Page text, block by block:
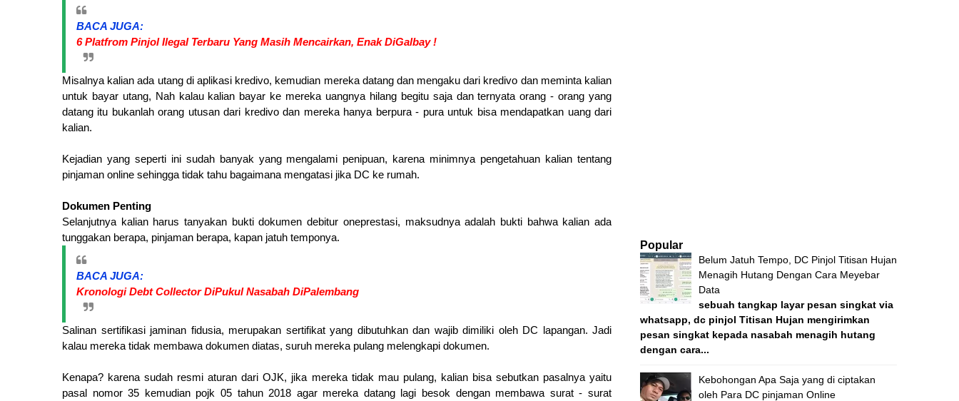
BACA JUGA:
6 Platfrom Pinjol Ilegal Terbaru Yang Masih Mencairkan, Enak DiGalbay !
Misalnya kalian ada utang di aplikasi kredivo, kemudian mereka datang dan mengaku dari kredivo dan meminta kalian
untuk bayar utang, Nah kalau kalian bayar ke mereka uangnya hilang begitu saja dan ternyata orang - orang yang
datang itu bukanlah orang utusan dari kredivo dan mereka hanya berpura - pura untuk bisa mendapatkan uang dari
kalian.
Kejadian yang seperti ini sudah banyak yang mengalami penipuan, karena minimnya pengetahuan kalian tentang
pinjaman online sehingga tidak tahu bagaimana mengatasi jika DC ke rumah.
Dokumen Penting
Selanjutnya kalian harus tanyakan bukti dokumen debitur oneprestasi, maksudnya adalah bukti bahwa kalian ada
tunggakan berapa, pinjaman berapa, kapan jatuh temponya.
BACA JUGA:
Kronologi Debt Collector DiPukul Nasabah DiPalembang
Salinan sertifikasi jaminan fidusia, merupakan sertifikat yang dibutuhkan dan wajib dimiliki oleh DC lapangan. Jadi
kalau mereka tidak membawa dokumen diatas, suruh mereka pulang melengkapi dokumen.
Kenapa? karena sudah resmi aturan dari OJK, jika mereka tidak mau pulang, kalian bisa sebutkan pasalnya yaitu
pasal nomor 35 kemudian pojk 05 tahun 2018 agar mereka datang lagi besok dengan membawa surat - surat
Popular
Belum Jatuh Tempo, DC Pinjol Titisan Hujan
Menagih Hutang Dengan Cara Meyebar
Data
sebuah tangkap layar pesan singkat via
whatsapp, dc pinjol Titisan Hujan mengirimkan
pesan singkat kepada nasabah menagih hutang
dengan cara...
Kebohongan Apa Saja yang di ciptakan
oleh Para DC pinjaman Online